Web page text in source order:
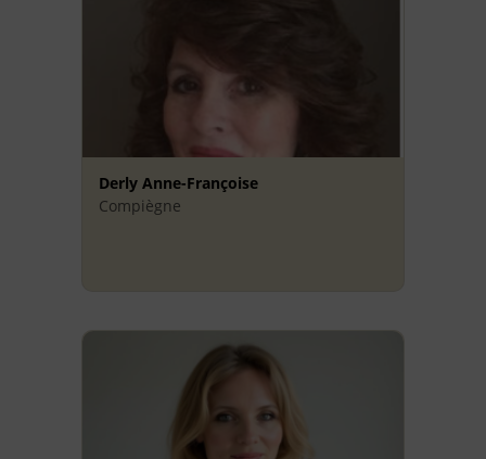
Derly Anne-Françoise
Compiègne